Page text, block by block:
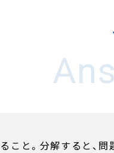
こと。分解すると、